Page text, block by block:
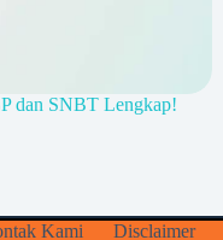
dan SNBT Lengkap!
Kami Disclaimer